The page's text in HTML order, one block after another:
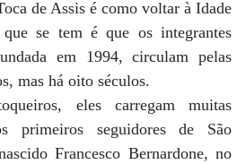
de Assis é como voltar à Idade
se tem é que os integrantes
em 1994, circulam pelas
mas há oito séculos.
eles carregam muitas
primeiros seguidores de São
Francesco Bernardone, no